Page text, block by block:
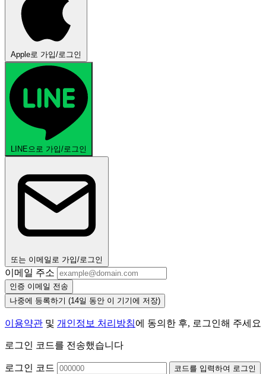
Apple로 가입/로그인
LINE으로 가입/로그인
또는 이메일로 가입/로그인
이메일 주소
인증 이메일 전송
나중에 등록하기 (14일 동안 이 기기에 저장)
이용약관 및 개인정보 처리방침에 동의한 후, 로그인해 주세요
로그인 코드를 전송했습니다
로그인 코드
코드를 입력하여 로그인